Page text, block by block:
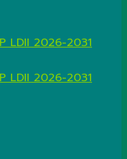
LDII 2026-2031
LDII 2026-2031